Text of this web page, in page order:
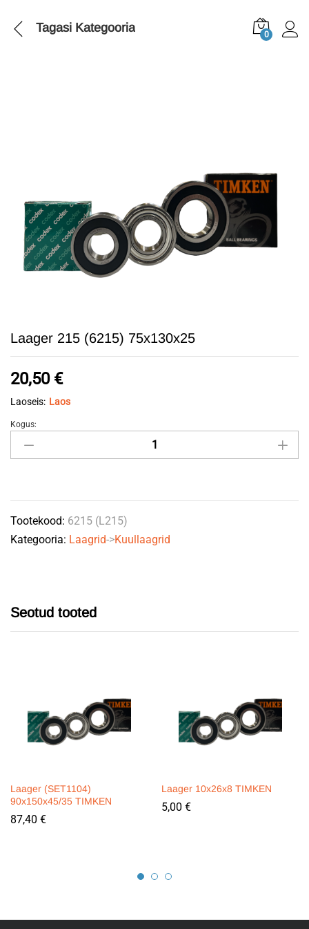
Tagasi Kategooria 0
Laager 215 (6215) 75x130x25
20,50 €
Laoseis: Laos
Laager
215
quantity
Kogus:
Tootekood: 6215 (L215)
Kategooria: Laagrid->Kuullaagrid
Seotud tooted
Laager (SET1104)
90x150x45/35 TIMKEN
87,40 €
Laager 10x26x8 TIMKEN
5,00 €